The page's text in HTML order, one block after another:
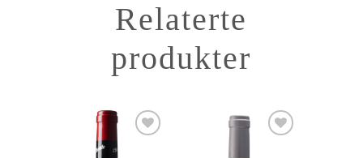
Relaterte
produkter